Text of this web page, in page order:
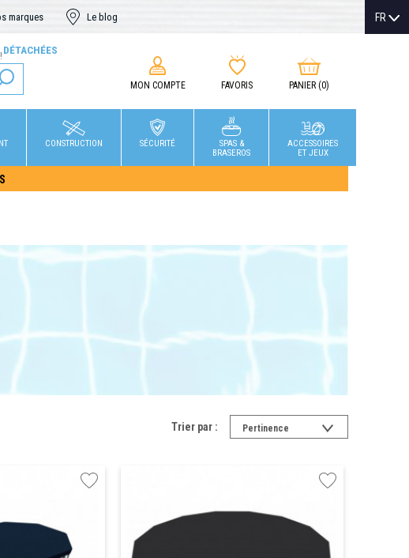
marques Le blog
DÉTACHÉES
FR
MON COMPTE FAVORIS PANIER (0)
CONSTRUCTION SÉCURITÉ
SPAS &
BRASEROS
ACCESSOIRES
ET JEUX
Trier par : Pertinence